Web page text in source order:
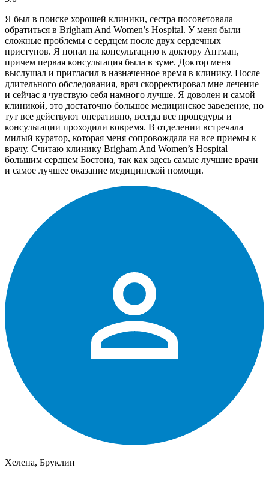
Я был в поиске хорошей клиники, сестра посоветовала
обратиться в Brigham And Women’s Hospital. У меня были
сложные проблемы с сердцем после двух сердечных
приступов. Я попал на консультацию к доктору Антман,
причем первая консультация была в зуме. Доктор меня
выслушал и пригласил в назначенное время в клинику. После
длительного обследования, врач скорректировал мне лечение
и сейчас я чувствую себя намного лучше. Я доволен и самой
клиникой, это достаточно большое медицинское заведение, но
тут все действуют оперативно, всегда все процедуры и
консультации проходили вовремя. В отделении встречала
милый куратор, которая меня сопровождала на все приемы к
врачу. Считаю клинику Brigham And Women’s Hospital
большим сердцем Бостона, так как здесь самые лучшие врачи
и самое лучшее оказание медицинской помощи.
Хелена, Бруклин